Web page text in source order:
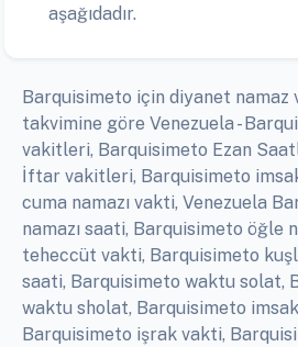
aşağıdadır.
Barquisimeto için diyanet
takvimine göre Venezuela -
vakitleri, Barquisimeto Ezan
İftar vakitleri, Barquisimeto
cuma namazı vakti, Venezuela
namazı saati, Barquisimeto öğle
teheccüt vakti, Barquisimeto
saati, Barquisimeto waktu solat,
waktu sholat, Barquisimeto
Barquisimeto işrak vakti,